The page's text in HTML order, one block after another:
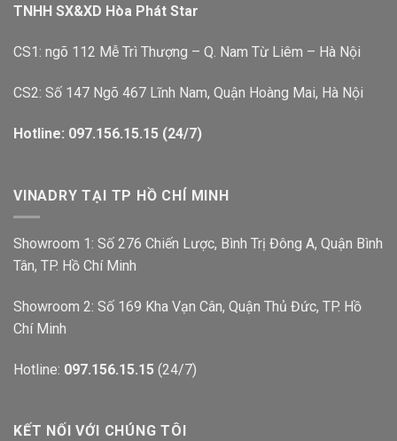
TNHH SX&XD Hòa Phát Star
CS1: ngõ 112 Mễ Trì Thượng – Q. Nam Từ Liêm – Hà Nội
CS2: Số 147 Ngõ 467 Lĩnh Nam, Quận Hoàng Mai, Hà Nội
Hotline: 097.156.15.15 (24/7)
VINADRY TẠI TP HỒ CHÍ MINH
Showroom 1: Số 276 Chiến Lược, Bình Trị Đông A, Quận Bình
Tân, TP. Hồ Chí Minh
Showroom 2: Số 169 Kha Vạn Cân, Quận Thủ Đức, TP. Hồ
Chí Minh
Hotline: 097.156.15.15 (24/7)
KẾT NỐI VỚI CHÚNG TÔI